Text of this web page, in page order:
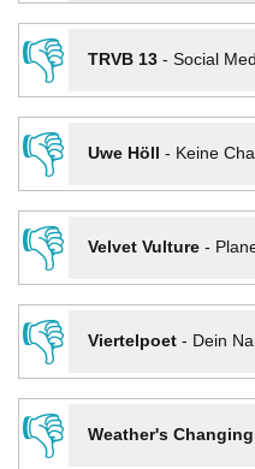
👎
TRVB 13- Social
👎
Uwe Höll - Keine
👎
Velvet Vulture-
👎
Viertelpoet- Dein
👎
Weather's Changing